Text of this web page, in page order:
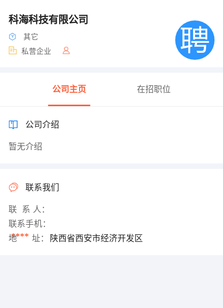
科海科技有限公司
其它
私营企业
公司主页 在招职位
公司介绍
暂无介绍
联系我们
联 系 人：
联系手机：
****
地 址： 陕西省西安市经济开发区